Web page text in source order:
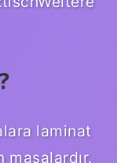
laminat
masalardır.